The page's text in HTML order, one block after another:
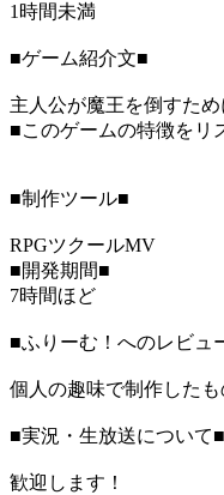
1時間未満
■ゲーム紹介文■
主人公が魔王を倒すた
■このゲームの特徴をリ
■制作ツール■
RPGツクールMV
■開発期間■
7時間ほど
■ふりーむ！へのレビュ
個人の趣味で制作した
■実況・生放送について■
歓迎します！